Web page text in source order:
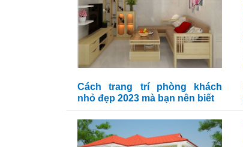
Cách trang trí phòng khách
nhỏ đẹp 2023 mà bạn nên biết